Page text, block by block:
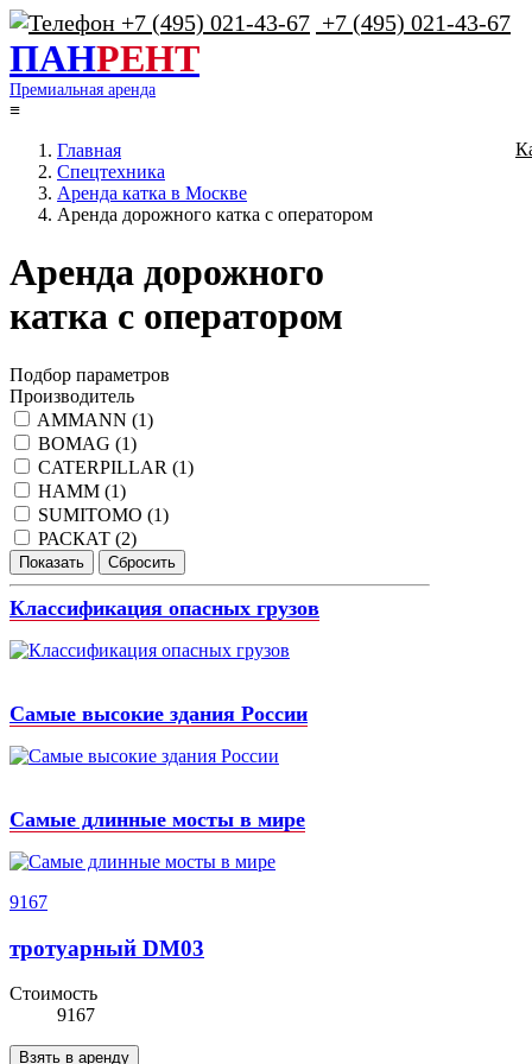
+7 (495) 021-43-67
ПАНРЕНТ
Премиальная аренда
≡
Главная
Спецтехника
Аренда катка в Москве
Аренда дорожного катка с оператором
Аренда дорожного
катка с оператором
Подбор параметров
Производитель
AMMANN (1)
BOMAG (1)
CATERPILLAR (1)
HAMM (1)
SUMITOMO (1)
РАСКАТ (2)
Классификация опасных грузов
Самые высокие здания России
Самые длинные мосты в мире
9167
тротуарный DM03
Стоимость
9167
Взять в аренду